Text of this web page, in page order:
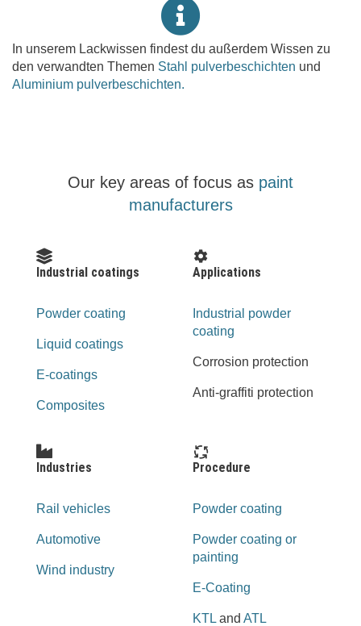
In unserem Lackwissen findest du außerdem Wissen zu
den verwandten Themen Stahl pulverbeschichten und
Aluminium pulverbeschichten.
Our key areas of focus as paint
manufacturers
Industrial coatings
Powder coating
Liquid coatings
E-coatings
Composites
Applications
Industrial powder
coating
Corrosion protection
Anti-graffiti protection
Industries
Rail vehicles
Automotive
Wind industry
Procedure
Powder coating
Powder coating or
painting
E-Coating
KTL and ATL